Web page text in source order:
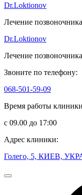
Dr.Loktionov
Лечение
Dr.Loktionov
Лечение
Звоните по телефону:
068-501-59-09
Время работы
с 09.00 до 17:00
Адрес клиники:
Голего, 5, КИЕВ,